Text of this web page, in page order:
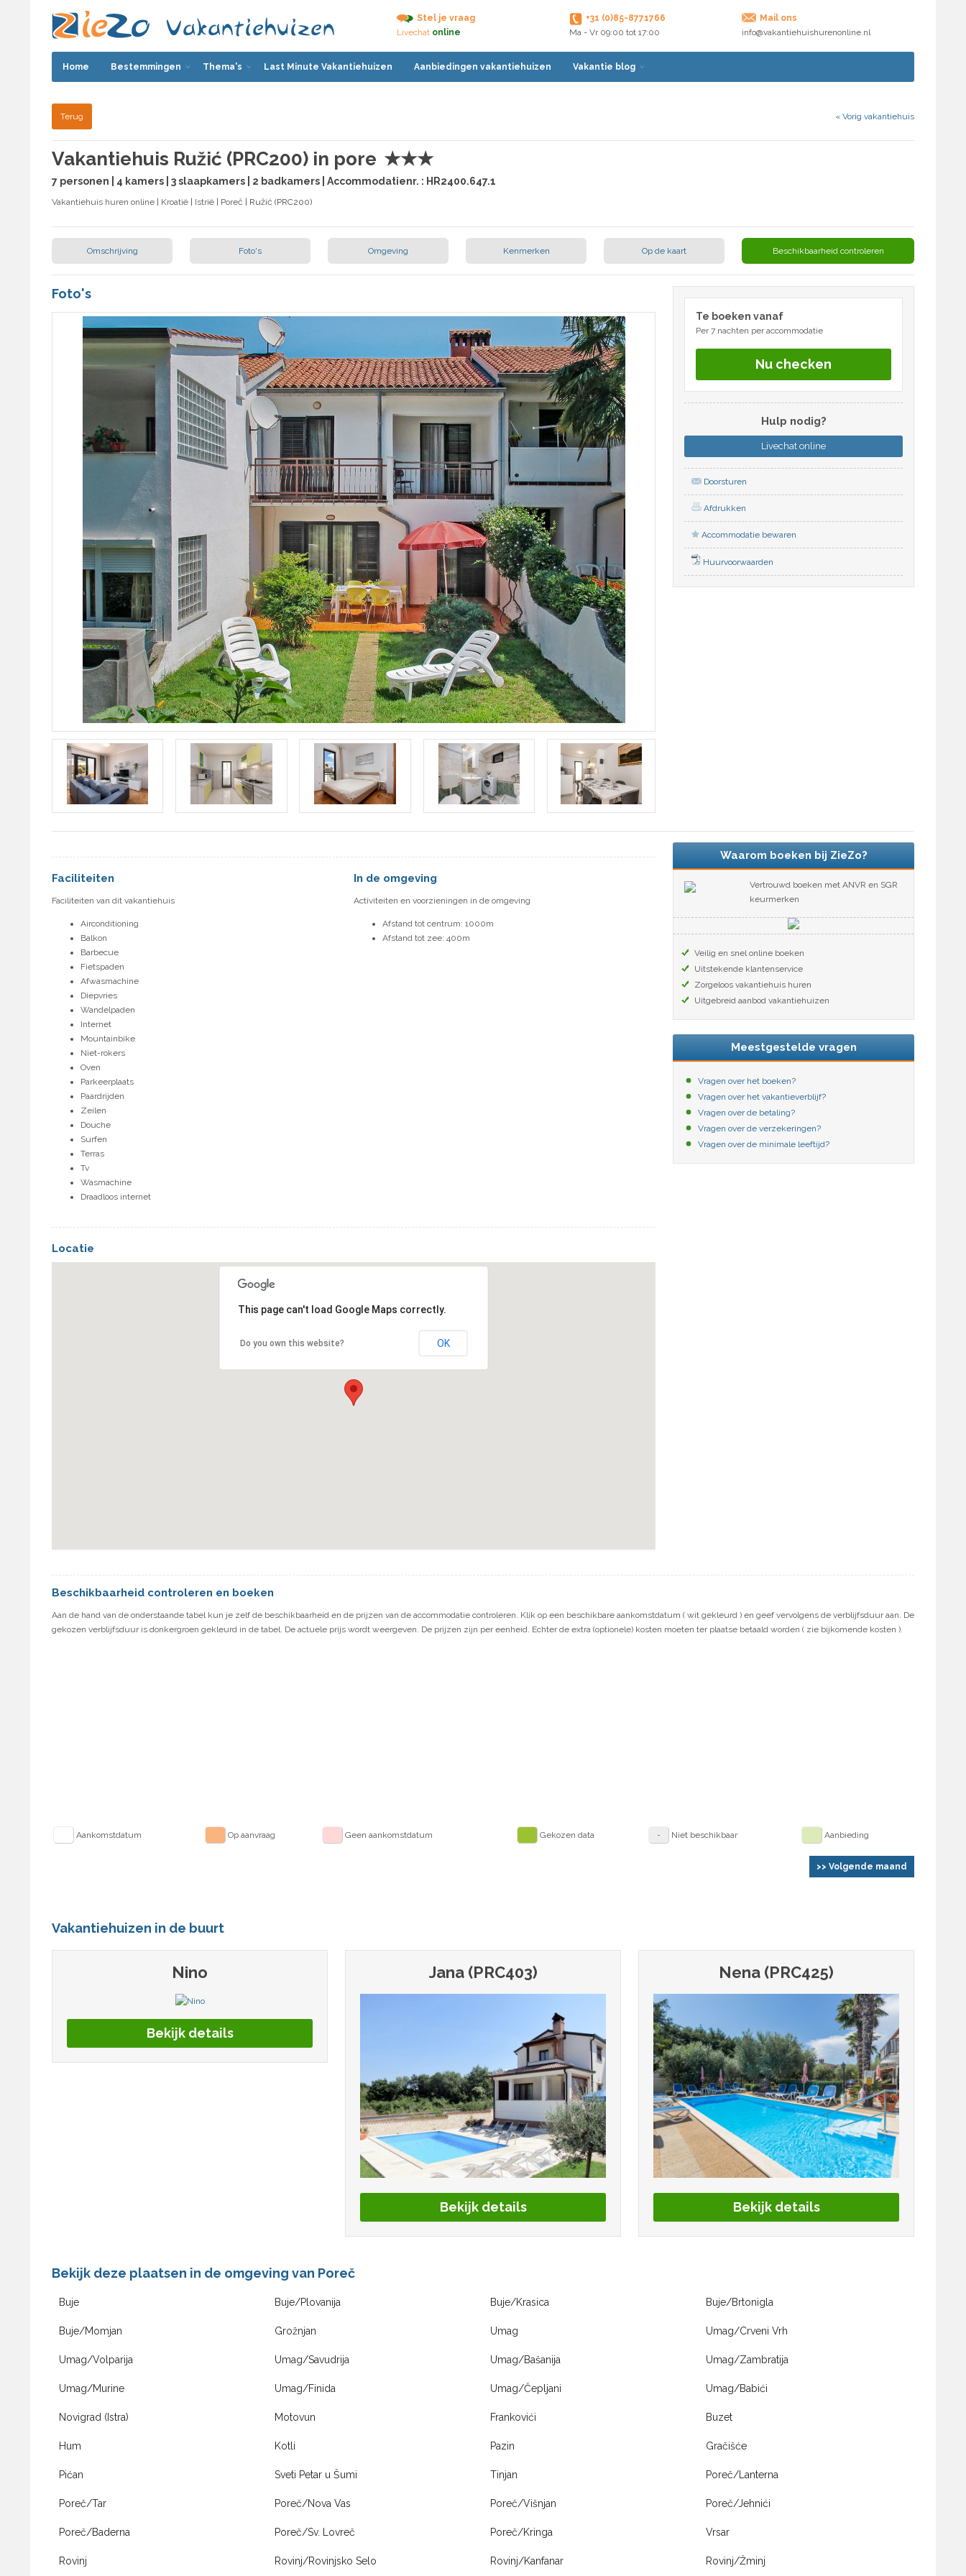
Stel je vraag
Livechat online
+31 (0)85-8771766
Ma - Vr 09:00 tot 17:00
Mail ons
info@vakantiehuishurenonline.nl
Home Bestemmingen Thema's Last Minute Vakantiehuizen Aanbiedingen vakantiehuizen Vakantie blog
Terug « Vorig vakantiehuis
Vakantiehuis Ružić (PRC200) in pore ★★★
7 personen | 4 kamers | 3 slaapkamers | 2 badkamers | Accommodatienr. : HR2400.647.1
Vakantiehuis huren online Kroatië Istrië Poreč | Ružić (PRC200)
Omschrijving Foto's Omgeving Kenmerken Op de kaart Beschikbaarheid controleren
Foto's
Te boeken vanaf
Per 7 nachten per accommodatie
Nu checken
Hulp nodig?
Livechat online
Doorsturen
Afdrukken
Accommodatie bewaren
Huurvoorwaarden
Faciliteiten
Faciliteiten van dit vakantiehuis
Airconditioning
Balkon
Barbecue
Fietspaden
Afwasmachine
Diepvries
Wandelpaden
Internet
Mountainbike
Niet-rokers
Oven
Parkeerplaats
Paardrijden
Zeilen
Douche
Surfen
Terras
Tv
Wasmachine
Draadloos internet
In de omgeving
Activiteiten en voorzieningen in de omgeving
Afstand tot centrum: 1000m
Afstand tot zee: 400m
Locatie
This page can't load Google Maps correctly.
Do you own this website? OK
Waarom boeken bij ZieZo?
Vertrouwd boeken met ANVR en SGR
keurmerken
Veilig en snel online boeken
Uitstekende klantenservice
Zorgeloos vakantiehuis huren
Uitgebreid aanbod vakantiehuizen
Meestgestelde vragen
Vragen over het boeken?
Vragen over het vakantieverblijf?
Vragen over de betaling?
Vragen over de verzekeringen?
Vragen over de minimale leeftijd?
Beschikbaarheid controleren en boeken
Aan de hand van de onderstaande tabel kun je zelf de beschikbaarheid en de prijzen van de accommodatie controleren. Klik op een beschikbare aankomstdatum ( wit gekleurd ) en geef vervolgens de verblijfsduur aan. De
gekozen verblijfsduur is donkergroen gekleurd in de tabel. De actuele prijs wordt weergeven. De prijzen zijn per eenheid. Echter de extra (optionele) kosten moeten ter plaatse betaald worden ( zie bijkomende kosten ).
Aankomstdatum Op aanvraag Geen aankomstdatum Gekozen data Niet beschikbaar Aanbieding
>> Volgende maand
Vakantiehuizen in de buurt
Nino
Bekijk details
Jana (PRC403)
Bekijk details
Nena (PRC425)
Bekijk details
Bekijk deze plaatsen in de omgeving van Poreč
Buje Buje/Plovanija Buje/Krasica Buje/Brtonigla
Buje/Momjan Grožnjan Umag Umag/Crveni Vrh
Umag/Volparija Umag/Savudrija Umag/Bašanija Umag/Zambratija
Umag/Murine Umag/Finida Umag/Čepljani Umag/Babići
Novigrad (Istra) Motovun Frankovići Buzet
Hum Kotli Pazin Gračišće
Pićan Sveti Petar u Šumi Tinjan Poreč/Lanterna
Poreč/Tar Poreč/Nova Vas Poreč/Višnjan Poreč/Jehnići
Poreč/Baderna Poreč/Sv. Lovreč Poreč/Kringa Vrsar
Rovinj Rovinj/Rovinjsko Selo Rovinj/Kanfanar Rovinj/Žminj